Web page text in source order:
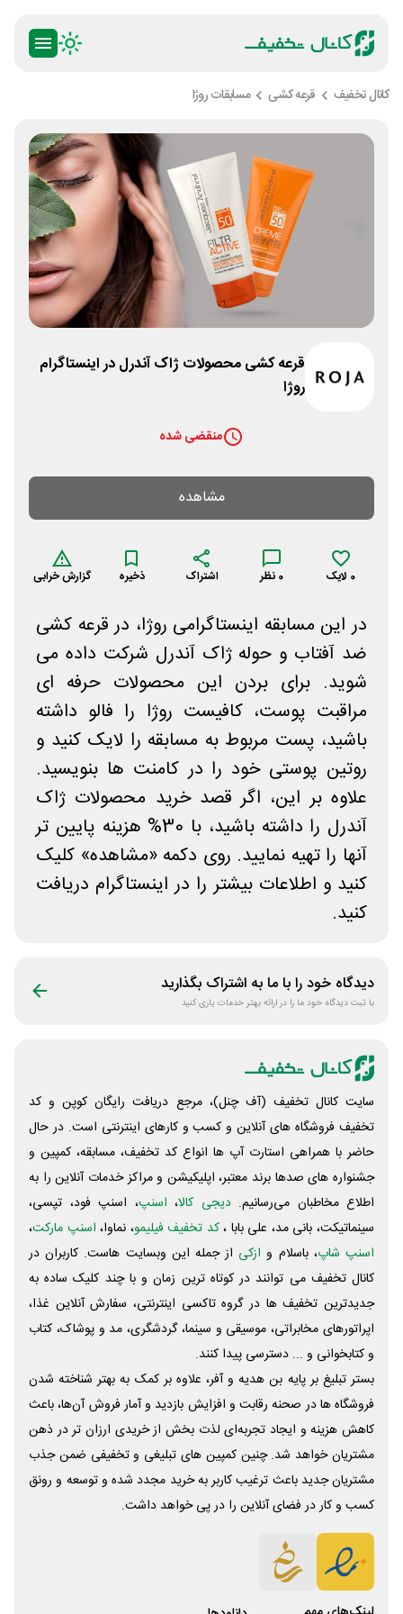
کانال تخفیف قرعه کشی مسابقات روژا
قرعه کشی محصولات ژاک آندرل در اینستاگرام
روژا
منقضی شده
مشاهده
0 لایک 0 نظر اشتراک ذخیره گزارش خرابی
در این مسابقه اینستاگرامی روژا، در قرعه کشی
ضد آفتاب و حوله ژاک آندرل شرکت داده می
شوید. برای بردن این محصولات حرفه ای
مراقبت پوست، کافیست روژا را فالو داشته
باشید، پست مربوط به مسابقه را لایک کنید و
روتین پوستی خود را در کامنت ها بنویسید.
علاوه بر این، اگر قصد خرید محصولات ژاک
آندرل را داشته باشید، با 30% هزینه پایین تر
آنها را تهیه نمایید. روی دکمه «مشاهده» کلیک
کنید و اطلاعات بیشتر را در اینستاگرام دریافت
کنید.
دیدگاه خود را با ما به اشتراک بگذارید
با ثبت دیدگاه خود ما را در ارائه بهتر خدمات یاری کنید
سایت کانال تخفیف (آف چنل)، مرجع دریافت رایگان کوپن و کد
تخفیف فروشگاه های آنلاین و کسب و‌ کارهای اینترنتی است. در حال
حاضر با همراهی استارت آپ ها انواع کد تخفیف، مسابقه، کمپین و
جشنواره های صدها برند معتبر، اپلیکیشن و مراکز خدمات آنلاین را به
اطلاع مخاطبان می‌رسانیم. دیجی کالا، اسنپ، اسنپ فود، تپسی،
سینماتیکت، بانی مد، علی‌ بابا ،کد تخفیف فیلیمو، نماوا، اسنپ مارکت،
اسنپ شاپ، باسلام و ازکی از جمله این وبسایت ‌هاست. کاربران در
کانال تخفیف می توانند در کوتاه ترین زمان و با چند کلیک ساده به
جدیدترین تخفیف ها در گروه تاکسی اینترنتی، سفارش آنلاین غذا،
اپراتورهای مخابراتی، موسیقی و سینما، گردشگری، مد و پوشاک، کتاب
و کتابخوانی و ... دسترسی پیدا کنند.
بستر تبلیغ بر پایه بن هدیه و آفر، علاوه بر کمک به بهتر شناخته شدن
فروشگاه ها در صحنه رقابت و افزایش بازدید و آمار فروش آن‌ها، باعث
کاهش هزینه و ایجاد تجربه‌ای لذت بخش از خریدی ارزان تر در ذهن
مشتریان خواهد شد. چنین کمپین های تبلیغی و تخفیفی ضمن جذب
مشتریان جدید باعث ترغیب کاربر به خرید مجدد شده و توسعه و رونق
کسب و کار در فضای آنلاین را در پی خواهد داشت.